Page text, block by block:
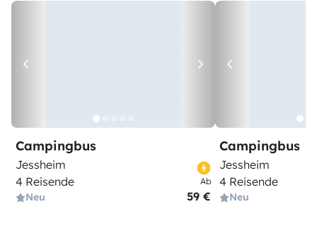
Campingbus
Jessheim
4 Reisende
Neu
Ab
59 €
Campingbus
Jessheim
4 Reisende
Neu